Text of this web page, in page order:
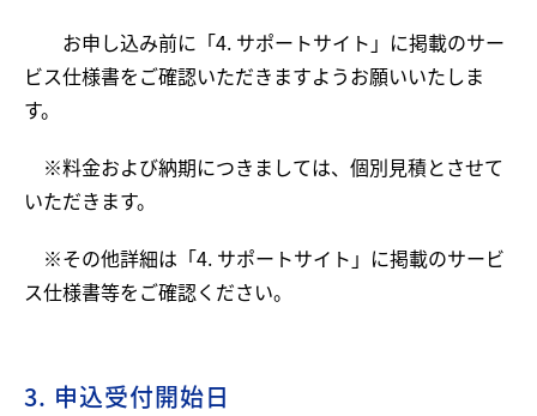
お申し込み前に「4. サポートサイト」に掲載のサー
ビス仕様書をご確認いただきますようお願いいたしま
す。
※料金および納期につきましては、個別見積とさせて
いただきます。
※その他詳細は「4. サポートサイト」に掲載のサービ
ス仕様書等をご確認ください。
3. 申込受付開始日